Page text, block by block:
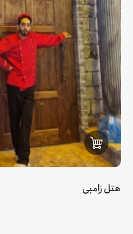
هتل زامبی